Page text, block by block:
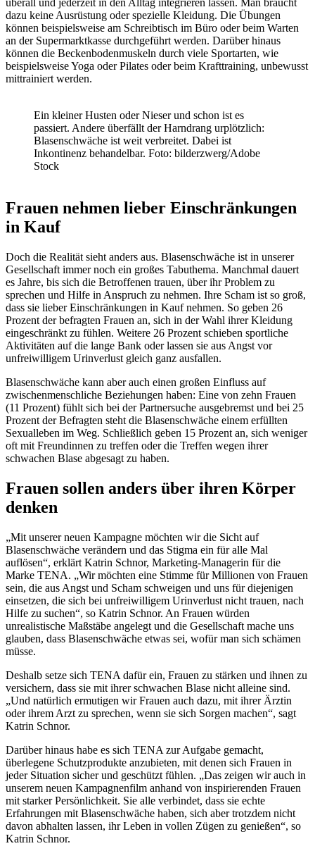
dazu keine Ausrüstung oder spezielle Kleidung. Die Übungen
können beispielsweise am Schreibtisch im Büro oder beim Warten
an der Supermarktkasse durchgeführt werden. Darüber hinaus
können die Beckenbodenmuskeln durch viele Sportarten, wie
beispielsweise Yoga oder Pilates oder beim Krafttraining, unbewusst
mittrainiert werden.
Ein kleiner Husten oder Nieser und schon ist es
passiert. Andere überfällt der Harndrang urplötzlich:
Blasenschwäche ist weit verbreitet. Dabei ist
Inkontinenz behandelbar. Foto: bilderzwerg/Adobe
Stock
Frauen nehmen lieber Einschränkungen
in Kauf
Doch die Realität sieht anders aus. Blasenschwäche ist in unserer
Gesellschaft immer noch ein großes Tabuthema. Manchmal dauert
es Jahre, bis sich die Betroffenen trauen, über ihr Problem zu
sprechen und Hilfe in Anspruch zu nehmen. Ihre Scham ist so groß,
dass sie lieber Einschränkungen in Kauf nehmen. So geben 26
Prozent der befragten Frauen an, sich in der Wahl ihrer Kleidung
eingeschränkt zu fühlen. Weitere 26 Prozent schieben sportliche
Aktivitäten auf die lange Bank oder lassen sie aus Angst vor
unfreiwilligem Urinverlust gleich ganz ausfallen.
Blasenschwäche kann aber auch einen großen Einfluss auf
zwischenmenschliche Beziehungen haben: Eine von zehn Frauen
(11 Prozent) fühlt sich bei der Partnersuche ausgebremst und bei 25
Prozent der Befragten steht die Blasenschwäche einem erfüllten
Sexualleben im Weg. Schließlich geben 15 Prozent an, sich weniger
oft mit Freundinnen zu treffen oder die Treffen wegen ihrer
schwachen Blase abgesagt zu haben.
Frauen sollen anders über ihren Körper
denken
„Mit unserer neuen Kampagne möchten wir die Sicht auf
Blasenschwäche verändern und das Stigma ein für alle Mal
auflösen“, erklärt Katrin Schnor, Marketing-Managerin für die
Marke TENA. „Wir möchten eine Stimme für Millionen von Frauen
sein, die aus Angst und Scham schweigen und uns für diejenigen
einsetzen, die sich bei unfreiwilligem Urinverlust nicht trauen, nach
Hilfe zu suchen“, so Katrin Schnor. An Frauen würden
unrealistische Maßstäbe angelegt und die Gesellschaft mache uns
glauben, dass Blasenschwäche etwas sei, wofür man sich schämen
müsse.
Deshalb setze sich TENA dafür ein, Frauen zu stärken und ihnen zu
versichern, dass sie mit ihrer schwachen Blase nicht alleine sind.
„Und natürlich ermutigen wir Frauen auch dazu, mit ihrer Ärztin
oder ihrem Arzt zu sprechen, wenn sie sich Sorgen machen“, sagt
Katrin Schnor.
Darüber hinaus habe es sich TENA zur Aufgabe gemacht,
überlegene Schutzprodukte anzubieten, mit denen sich Frauen in
jeder Situation sicher und geschützt fühlen. „Das zeigen wir auch in
unserem neuen Kampagnenfilm anhand von inspirierenden Frauen
mit starker Persönlichkeit. Sie alle verbindet, dass sie echte
Erfahrungen mit Blasenschwäche haben, sich aber trotzdem nicht
davon abhalten lassen, ihr Leben in vollen Zügen zu genießen“, so
Katrin Schnor.